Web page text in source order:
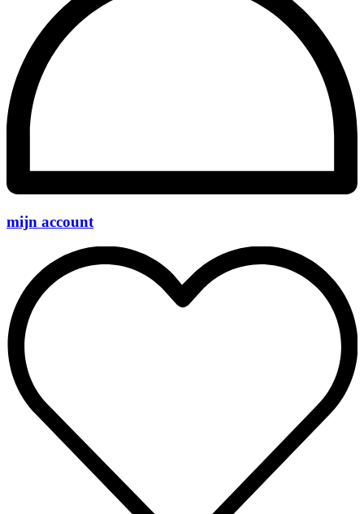
mijn account